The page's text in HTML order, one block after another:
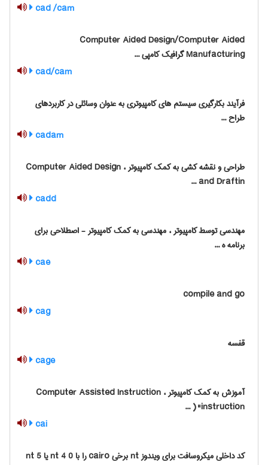
cad /cam
‎Computer Aided Design/Computer Aided
‎Manufacturing گرافیک کامپی ...
cad/cam
فرآیند بکارگیری سیستم های کامپیوتری به عنوان وسائلی در کاربردهای
طراح ...
cadam
طراحی و نقشه کشی به کمک کامپیوتر ، ‎Computer Aided Design
and Draftin ...
cadd
مهندسی توسط کامپیوتر ، مهندسی به کمک کامپیوتر - اصطلاحی برای
برنامه ه ...
cae
compile and go
cag
قفسه
cage
آموزش به کمک کامپیوتر Computer Assisted Instruction ،
"‎instruction ( ...
cai
کد داخلی میکروسافت برای ویندوز nt برخی cairo را با nt 4 0 یا nt 5